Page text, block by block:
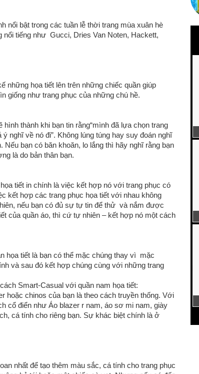
nổi bật trong các tuần lễ thời trang mùa xuân hè
tiếng như Gucci, Dries Van Noten, Hackett,
những họa tiết lên trên những chiếc quần giúp
giống như trang phục của những chú hề.
thành khi bạn tin rằng“mình đã lựa chọn trang
nghĩ về nó đi”. Không lúng túng hay suy đoán nghĩ
bạn có băn khoăn, lo lắng thì hãy nghĩ rằng bạn
là do bản thân bạn.
tiết in chính là việc kết hợp nó với trang phục có
kết hợp các trang phục họa tiết với nhau không
nếu bạn có đủ sự tự tin để thử và nắm được
của quần áo, thì cứ tự nhiên – kết hợp nó một cách
họa tiết là bạn có thể mặc chúng thay vì mặc
và sau đó kết hợp chúng cùng với những trang
Smart-Casual với quần nam họa tiết:
hoặc chinos của bạn là theo cách truyền thống. Với
cổ điển như Áo blazer r nam, áo sơ mi nam, giày
cá tính cho riêng bạn. Sự khác biệt chính là ở
nhất để tạo thêm màu sắc, cá tính cho trang phục